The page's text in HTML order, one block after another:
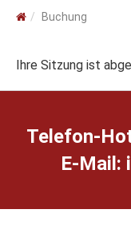
Buchung
Ihre Sitzung ist
Telefon-
E-Mail: